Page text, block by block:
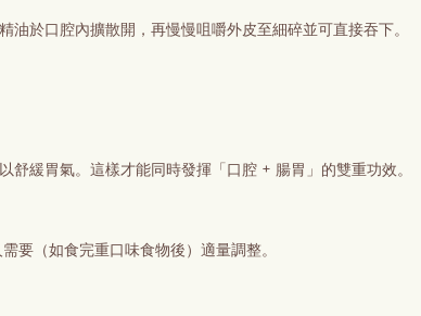
於口腔內擴散開，再慢慢咀嚼外皮至細碎並可直接吞下。
緩胃氣。這樣才能同時發揮「口腔 + 腸胃」的雙重功效。
要（如食完重口味食物後）適量調整。